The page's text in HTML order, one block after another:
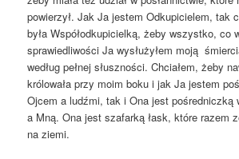
powierzył. Jak Ja jestem Odkupicielem, tak
była Współodkupicielką, żeby wszystko, co
sprawiedliwości Ja wysłużyłem moją
według pełnej słuszności. Chciałem, żeby
królowała przy moim boku i jak Ja jestem
Ojcem a ludźmi, tak i Ona jest pośredniczką
a Mną. Ona jest szafarką łask, które razem
na ziemi.